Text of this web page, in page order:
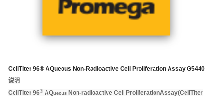
CellTiter 96® AQueous Non-Radioactive Cell Proliferation Assay G5440
说明
CellTiter 96® AQueous Non-radioactive Cell ProliferationAssay(CellTiter